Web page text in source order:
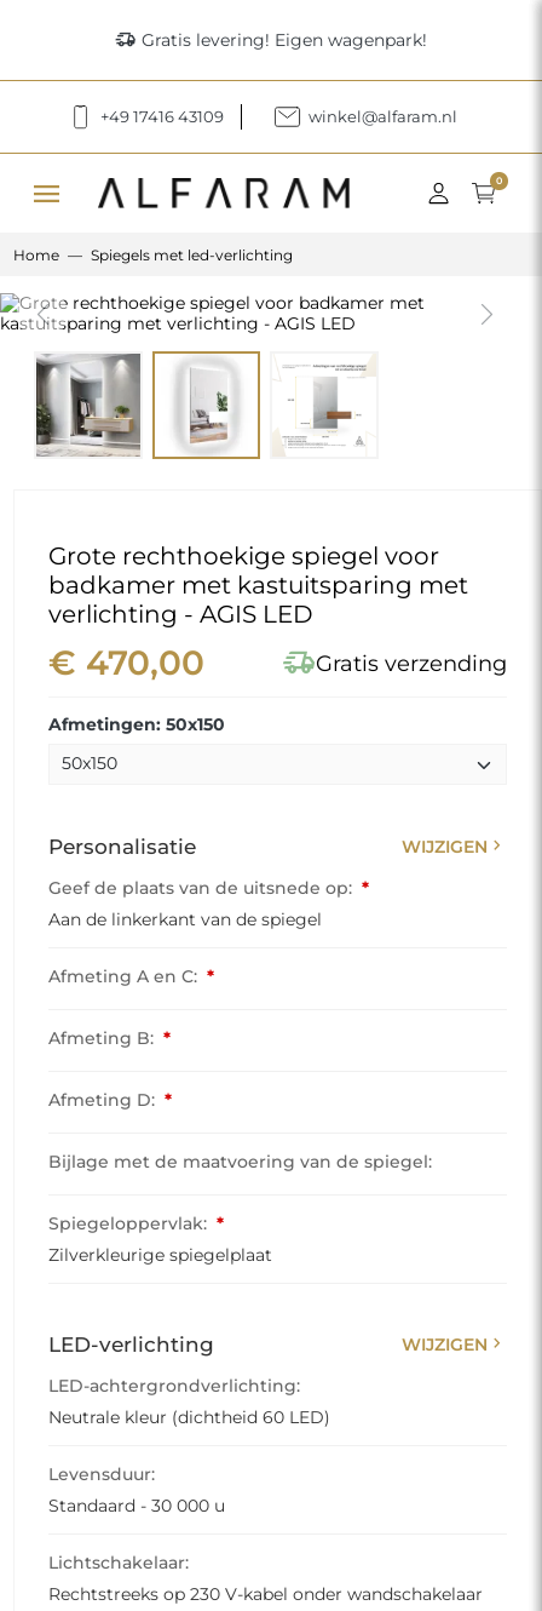
delivery_truck_speed Gratis levering! Eigen wagenpark!
+49 17416 43109 winkel@alfaram.nl
menu 0
Home Spiegels met led-verlichting
Previous Next
Grote rechthoekige spiegel voor
badkamer met kastuitsparing met
verlichting - AGIS LED
€ 470,00 delivery_truck_speedGratis verzending
Afmetingen: 50x150
Personalisatie WIJZIGEN chevron_right
Geef de plaats van de uitsnede op: *
Aan de linkerkant van de spiegel
Afmeting A en C: *
Afmeting B: *
Afmeting D: *
Bijlage met de maatvoering van de spiegel:
Spiegeloppervlak: *
Zilverkleurige spiegelplaat
LED-verlichting WIJZIGEN chevron_right
LED-achtergrondverlichting:
Neutrale kleur (dichtheid 60 LED)
Levensduur:
Standaard - 30 000 u
Lichtschakelaar:
Rechtstreeks op 230 V-kabel onder wandschakelaar